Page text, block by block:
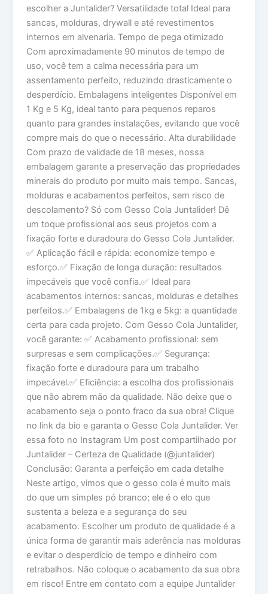
escolher a Juntalider? Versatilidade total Ideal para
sancas, molduras, drywall e até revestimentos
internos em alvenaria. Tempo de pega otimizado
Com aproximadamente 90 minutos de tempo de
uso, você tem a calma necessária para um
assentamento perfeito, reduzindo drasticamente o
desperdício. Embalagens inteligentes Disponível em
1 Kg e 5 Kg, ideal tanto para pequenos reparos
quanto para grandes instalações, evitando que você
compre mais do que o necessário. Alta durabilidade
Com prazo de validade de 18 meses, nossa
embalagem garante a preservação das propriedades
minerais do produto por muito mais tempo. Sancas,
molduras e acabamentos perfeitos, sem risco de
descolamento? Só com Gesso Cola Juntalider! Dê
um toque profissional aos seus projetos com a
fixação forte e duradoura do Gesso Cola Juntalider.
✅ Aplicação fácil e rápida: economize tempo e
esforço.✅ Fixação de longa duração: resultados
impecáveis que você confia.✅ Ideal para
acabamentos internos: sancas, molduras e detalhes
perfeitos.✅ Embalagens de 1kg e 5kg: a quantidade
certa para cada projeto. Com Gesso Cola Juntalider,
você garante: ✅ Acabamento profissional: sem
surpresas e sem complicações.✅ Segurança:
fixação forte e duradoura para um trabalho
impecável.✅ Eficiência: a escolha dos profissionais
que não abrem mão da qualidade. Não deixe que o
acabamento seja o ponto fraco da sua obra! Clique
no link da bio e garanta o Gesso Cola Juntalider. Ver
essa foto no Instagram Um post compartilhado por
Juntalider – Certeza de Qualidade (@juntalider)
Conclusão: Garanta a perfeição em cada detalhe
Neste artigo, vimos que o gesso cola é muito mais
do que um simples pó branco; ele é o elo que
sustenta a beleza e a segurança do seu
acabamento. Escolher um produto de qualidade é a
única forma de garantir mais aderência nas molduras
e evitar o desperdício de tempo e dinheiro com
retrabalhos. Não coloque o acabamento da sua obra
em risco! Entre em contato com a equipe Juntalider